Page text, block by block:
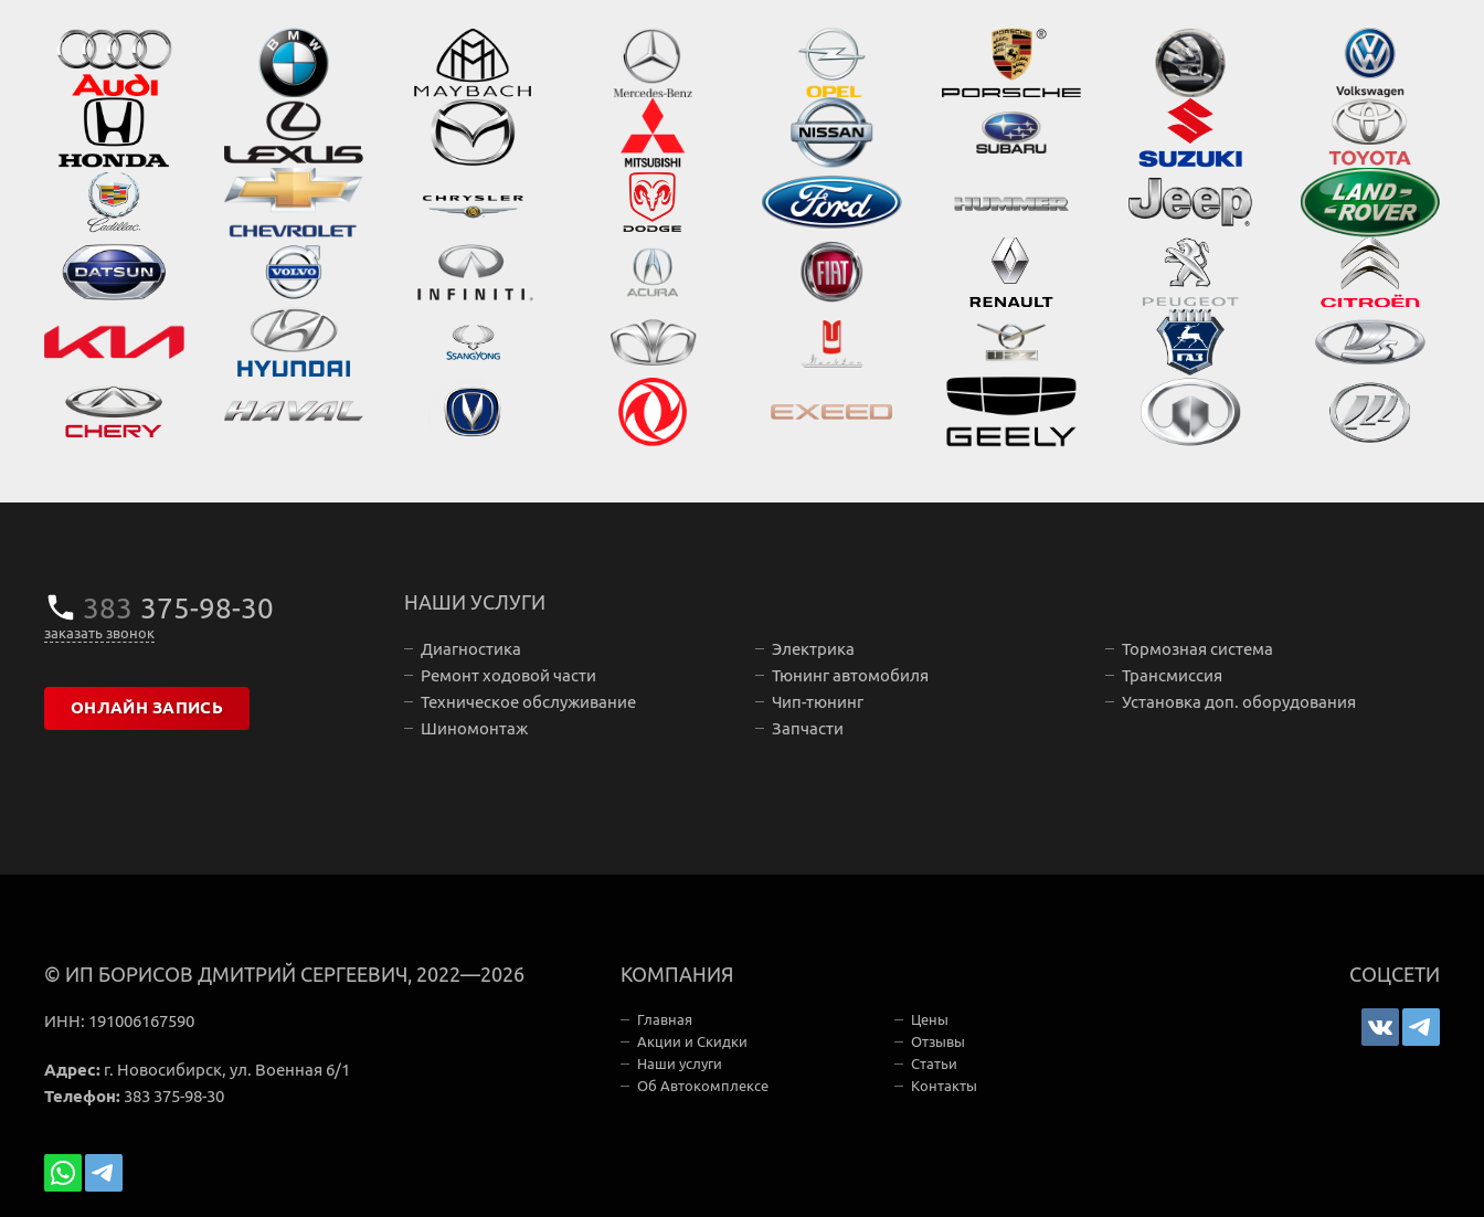
383 375‒98‒30
заказать звонок
ОНЛАЙН ЗАПИСЬ
НАШИ УСЛУГИ
Диагностика
Ремонт ходовой части
Техническое обслуживание
Шиномонтаж
Электрика
Тюнинг автомобиля
Чип-тюнинг
Запчасти
Тормозная система
Трансмиссия
Установка доп. оборудования
© ИП БОРИСОВ ДМИТРИЙ СЕРГЕЕВИЧ, 2022—2026
ИНН: 191006167590
Адрес: г. Новосибирск, ул. Военная 6/1
Телефон: 383 375‒98‒30
КОМПАНИЯ
Главная
Акции и Скидки
Наши услуги
Об Автокомплексе
Цены
Отзывы
Статьи
Контакты
СОЦСЕТИ